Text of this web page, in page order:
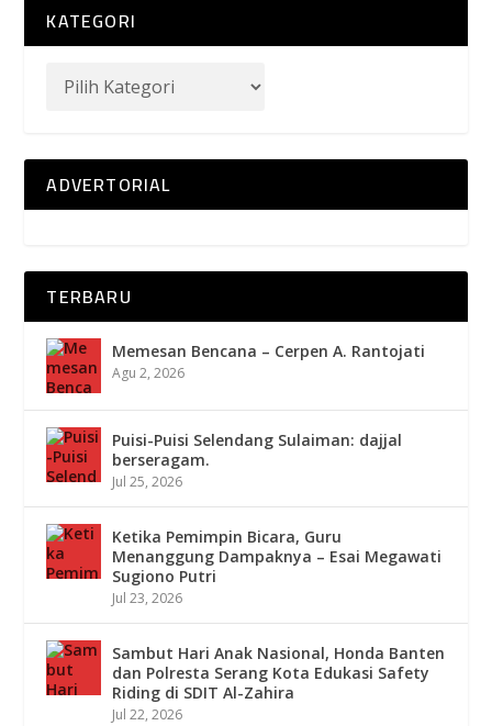
KATEGORI
ADVERTORIAL
TERBARU
Memesan Bencana – Cerpen A. Rantojati
Agu 2, 2026
Puisi-Puisi Selendang Sulaiman: dajjal
berseragam.
Jul 25, 2026
Ketika Pemimpin Bicara, Guru
Menanggung Dampaknya – Esai Megawati
Sugiono Putri
Jul 23, 2026
Sambut Hari Anak Nasional, Honda Banten
dan Polresta Serang Kota Edukasi Safety
Riding di SDIT Al-Zahira
Jul 22, 2026